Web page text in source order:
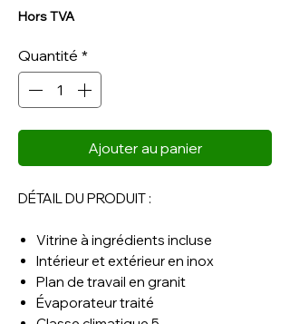
Hors TVA
Quantité *
Ajouter au panier
DÉTAIL DU PRODUIT :
Vitrine à ingrédients incluse
Intérieur et extérieur en inox
Plan de travail en granit
Évaporateur traité